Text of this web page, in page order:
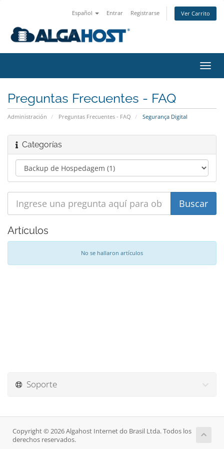
Español Entrar Registrarse Ver Carrito
Preguntas Frecuentes - FAQ
Administración Preguntas Frecuentes - FAQ Segurança Digital
Categorías
Artículos
No se hallaron artículos
Soporte
Copyright © 2026 Algahost Internet do Brasil Ltda. Todos los
derechos reservados.